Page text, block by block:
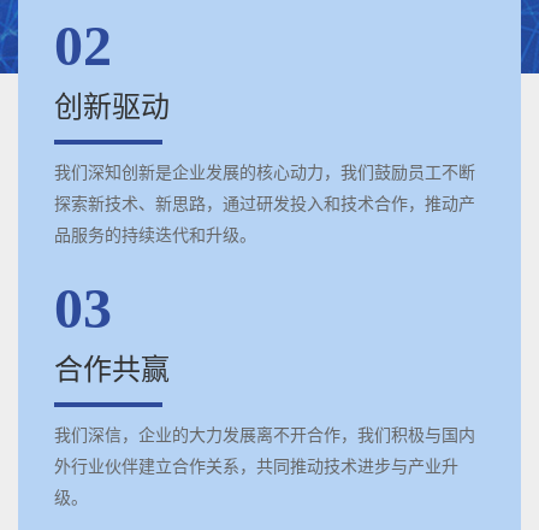
02
创新驱动
我们深知创新是企业发展的核心动力，我们鼓励员工不断
探索新技术、新思路，通过研发投入和技术合作，推动产
品服务的持续迭代和升级。
03
合作共赢
我们深信，企业的大力发展离不开合作，我们积极与国内
外行业伙伴建立合作关系，共同推动技术进步与产业升
级。